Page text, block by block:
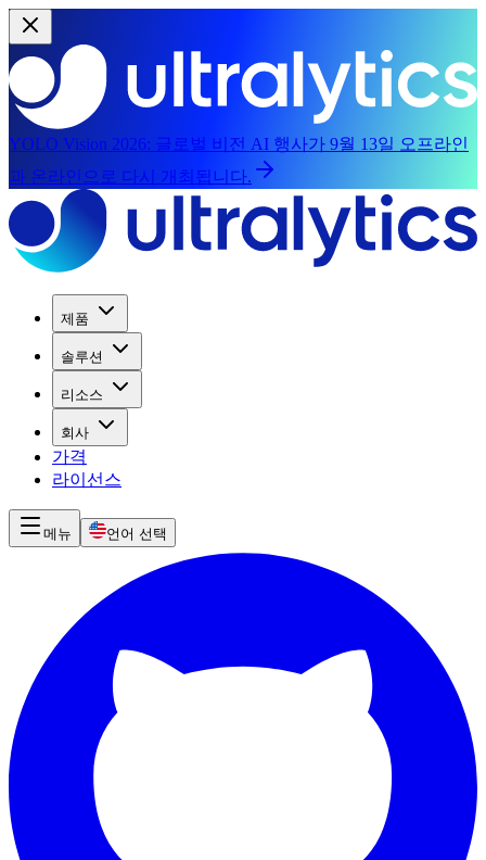
YOLO Vision 2026: 글로벌 비전 AI 행사가 9월 13일 오프라인
과 온라인으로 다시 개최됩니다.
제품
솔루션
리소스
회사
가격
라이선스
메뉴 언어 선택